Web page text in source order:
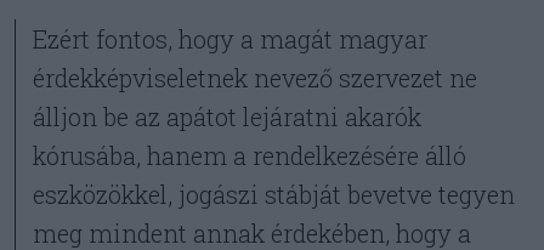
Ezért fontos, hogy a magát magyar
érdekképviseletnek nevező szervezet ne
álljon be az apátot lejáratni akarók
kórusába, hanem a rendelkezésére álló
eszközökkel, jogászi stábját bevetve tegyen
meg mindent annak érdekében, hogy a